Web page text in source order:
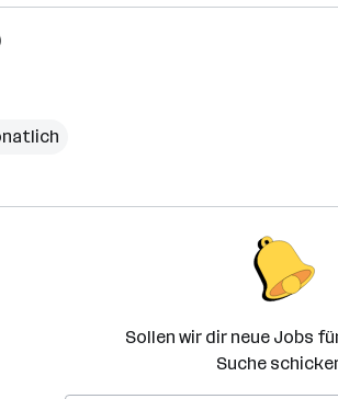
Sollen wir dir neue Jobs
Suche